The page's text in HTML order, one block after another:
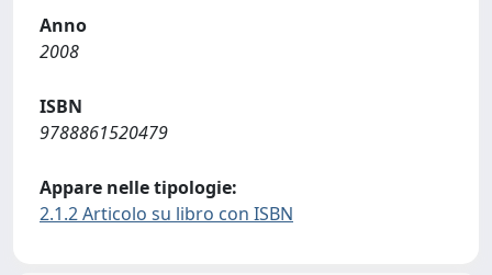
Anno
2008
ISBN
9788861520479
Appare nelle tipologie:
2.1.2 Articolo su libro con ISBN